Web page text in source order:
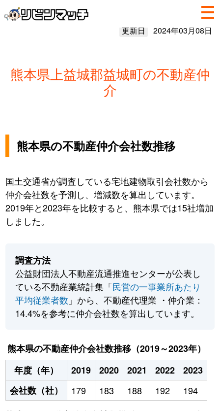
更新日 2024年03月08日
熊本県上益城郡益城町の不動産仲
介
熊本県の不動産仲介会社数推移
国土交通省が調査している宅地建物取引会社数から
仲介会社数を予測し、増減数を算出しています。
2019年と2023年を比較すると、熊本県では15社増加
しました。
調査方法
公益財団法人不動産流通推進センターが公表し
ている不動産業統計集「民営の一事業所あたり
平均従業者数 」から、不動産代理業 ・仲介業：
14.4%を参考に仲介会社数を算出しています。
熊本県の不動産仲介会社数推移（2019～2023年）
年度（年）
2019 2020 2021 2022
2023
会社数（社）
179 183 188 192 194